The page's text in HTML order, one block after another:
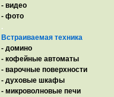
- видео
- фото
.
Встраиваемая техника
- домино
- кофейные автоматы
- варочные поверхности
- духовые шкафы
- микроволновые печи